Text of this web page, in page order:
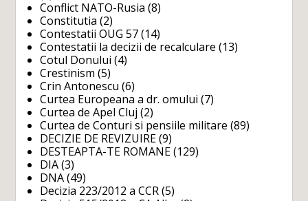
Conflict NATO-Rusia (8)
Constitutia (2)
Contestatii OUG 57 (14)
Contestatii la decizii de recalculare (13)
Cotul Donului (4)
Crestinism (5)
Crin Antonescu (6)
Curtea Europeana a dr. omului (7)
Curtea de Apel Cluj (2)
Curtea de Conturi si pensiile militare (89)
DECIZIE DE REVIZUIRE (9)
DESTEAPTA-TE ROMANE (129)
DIA (3)
DNA (49)
Decizia 223/2012 a CCR (5)